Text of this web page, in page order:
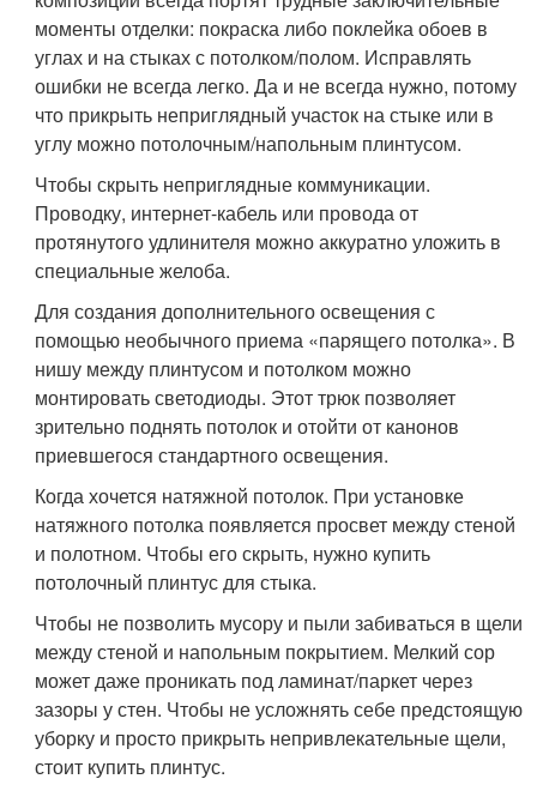
моменты отделки: покраска либо поклейка обоев в
углах и на стыках с потолком/полом. Исправлять
ошибки не всегда легко. Да и не всегда нужно, потому
что прикрыть неприглядный участок на стыке или в
углу можно потолочным/напольным плинтусом.
Чтобы скрыть неприглядные коммуникации.
Проводку, интернет-кабель или провода от
протянутого удлинителя можно аккуратно уложить в
специальные желоба.
Для создания дополнительного освещения с
помощью необычного приема «парящего потолка». В
нишу между плинтусом и потолком можно
монтировать светодиоды. Этот трюк позволяет
зрительно поднять потолок и отойти от канонов
приевшегося стандартного освещения.
Когда хочется натяжной потолок. При установке
натяжного потолка появляется просвет между стеной
и полотном. Чтобы его скрыть, нужно купить
потолочный плинтус для стыка.
Чтобы не позволить мусору и пыли забиваться в щели
между стеной и напольным покрытием. Мелкий сор
может даже проникать под ламинат/паркет через
зазоры у стен. Чтобы не усложнять себе предстоящую
уборку и просто прикрыть непривлекательные щели,
стоит купить плинтус.